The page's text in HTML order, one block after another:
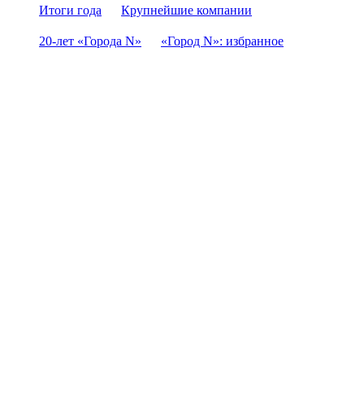
Итоги года
Крупнейшие компании
20-лет «Города N» «Город N»: избранное